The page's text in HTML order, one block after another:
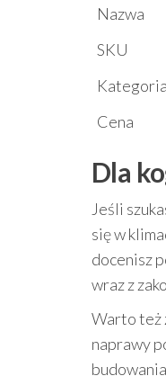
Nazwa
SKU
Kategoria
Cena
Dla
Jeśli
się w
docenisz
wraz z
Warto też
naprawy